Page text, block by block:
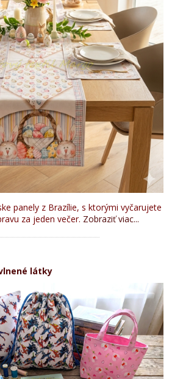
panely z Brazílie, s ktorými vyčarujete
za jeden večer. Zobraziť viac...
látky